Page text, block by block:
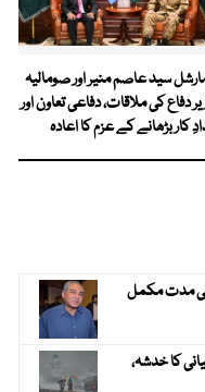
سید عاصم منیر اور صومالیہ
دفاع کی ملاقات، دفاعی تعاون اور
کار بڑھانے کے عزم کا اعادہ
مدت مکمل
کا خدشہ،